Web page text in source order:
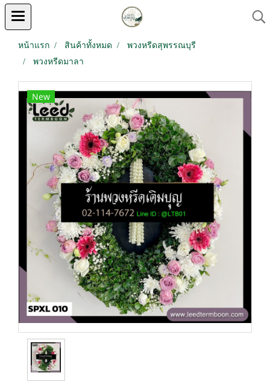
หน้าแรก สินค้าทั้งหมด
พวงหรีดสุพรรณบุรี
พวงหรีดมาลา
New